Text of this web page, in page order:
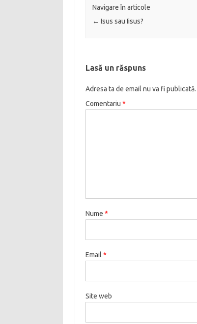
Navigare în articole
← Isus sau Iisus?
Lasă un răspuns
Adresa ta de email nu va fi publicată.
Comentariu *
Nume *
Email *
Site web